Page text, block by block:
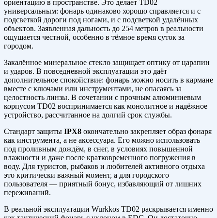
ориентацию в пространстве. Это делает TD02
универсальным: фонарь одинаково хорошо справляется и с
подсветкой дороги под ногами, и с подсветкой удалённых
объектов. Заявленная дальность до 254 метров в реальности
ощущается честной, особенно в тёмное время суток за
городом.
Закалённое минеральное стекло защищает оптику от царапин
и ударов. В повседневной эксплуатации это даёт
дополнительное спокойствие: фонарь можно носить в кармане
вместе с ключами или инструментами, не опасаясь за
целостность линзы. В сочетании с прочным алюминиевым
корпусом TD02 воспринимается как монолитное и надёжное
устройство, рассчитанное на долгий срок службы.
Стандарт защиты IPX8 окончательно закрепляет образ фонаря
как инструмента, а не аксессуара. Его можно использовать
под проливным дождём, в снег, в условиях повышенной
влажности и даже после кратковременного погружения в
воду. Для туристов, рыбаков и любителей активного отдыха
это критически важный момент, а для городского
пользователя — приятный бонус, избавляющий от лишних
переживаний.
В реальной эксплуатации Wurkkos TD02 раскрывается именно